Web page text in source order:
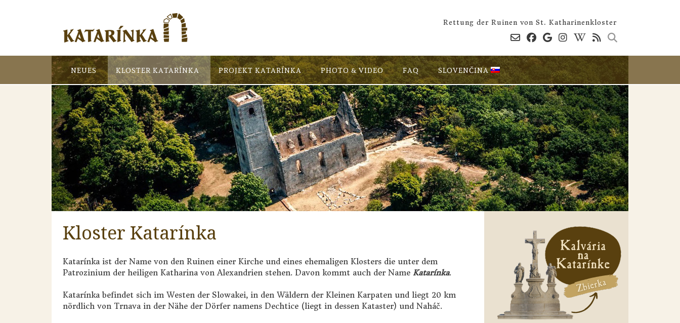
Rettung der Ruinen von St. Katharinenkloster
NEUES KLOSTER KATARÍNKA PROJEKT KATARÍNKA PHOTO & VIDEO FAQ SLOVENČINA
Kloster Katarínka
Katarínka ist der Name von den Ruinen einer Kirche und eines ehemaligen Klosters die unter dem
Patrozinium der heiligen Katharina von Alexandrien stehen. Davon kommt auch der Name Katarínka.
Katarínka befindet sich im Westen der Slowakei, in den Wäldern der Kleinen Karpaten und liegt 20 km
nördlich von Trnava in der Nähe der Dörfer namens Dechtice (liegt in dessen Kataster) und Naháč.